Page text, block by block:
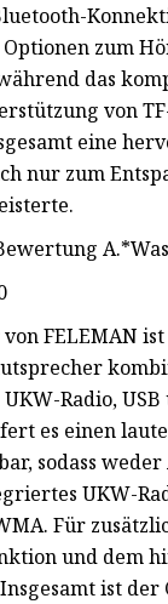
Optionen zum
das
von
eine
nur zum
FELEMAN
Radio,
es einen
sodass
UKW-
Für
und dem
ist